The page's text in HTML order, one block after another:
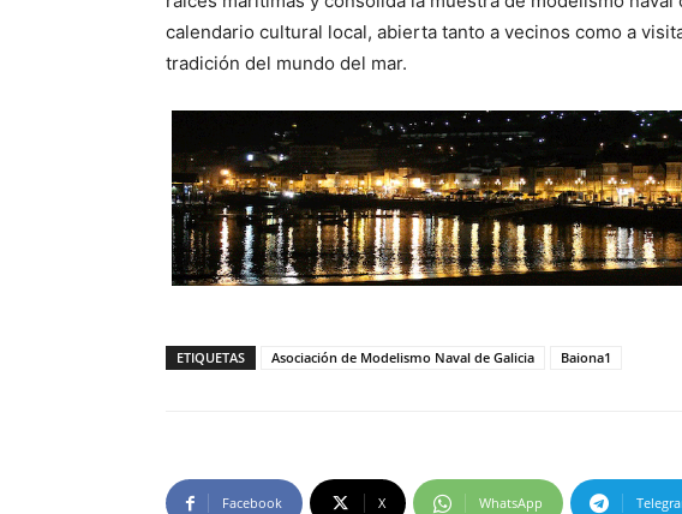
calendario cultural local, abierta tanto a vecinos como a
tradición del mundo del mar.
ETIQUETAS Asociación de Modelismo Naval de Galicia Baiona1
Facebook X WhatsApp